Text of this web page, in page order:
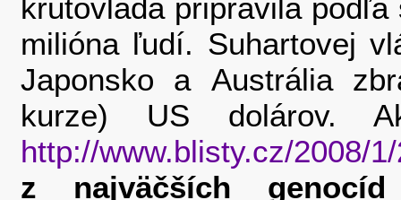
krutovláda pripravila
milióna ľudí. Suhartovej
Japonsko a Austrália
kurze) US dolárov.
http://www.blisty.cz/2008/
z najväčších